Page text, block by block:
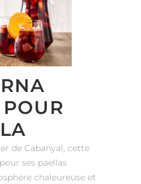
de Cabanyal, cette
ses paellas
chaleureuse et